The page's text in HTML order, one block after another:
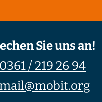
Sie uns an!
0361 / 219 26 94
mail@mobit.org